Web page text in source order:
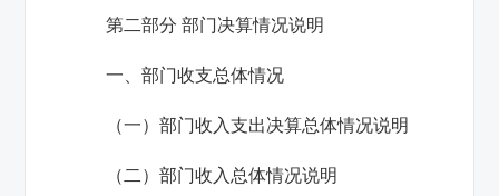
第二部分 部门决算情况说明
一、部门收支总体情况
（一）部门收入支出决算总体情况说明
（二）部门收入总体情况说明